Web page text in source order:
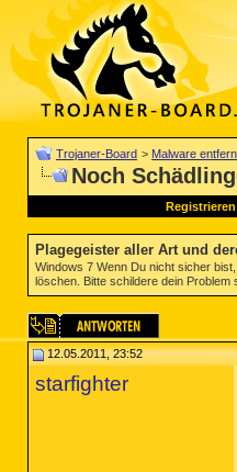
Trojaner-Board > Malware
Noch
Registrieren
Plagegeister aller Art und
Windows 7 Wenn Du nicht sicher
löschen. Bitte schildere dein Problem
12.05.2011, 23:52
starfighter